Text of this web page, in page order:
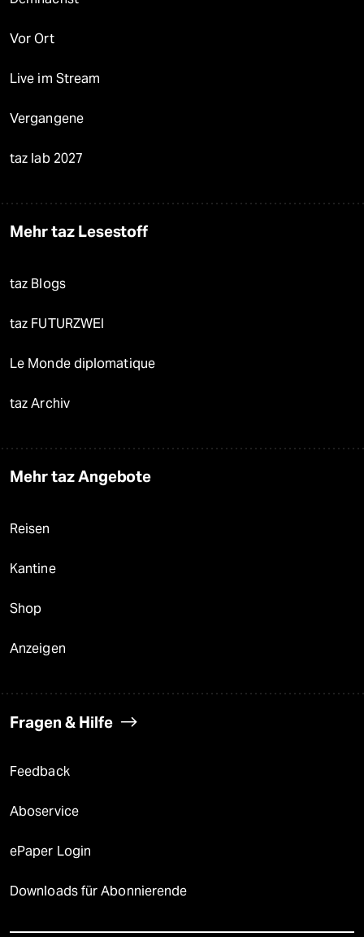
Vor Ort
Live im Stream
Vergangene
taz lab 2027
Mehr taz Lesestoff
taz Blogs
taz FUTURZWEI
Le Monde diplomatique
taz Archiv
Mehr taz Angebote
Reisen
Kantine
Shop
Anzeigen
Fragen & Hilfe
Feedback
Aboservice
ePaper Login
Downloads für Abonnierende